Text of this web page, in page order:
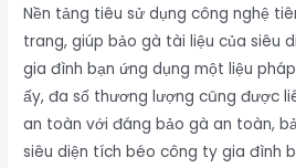
Nền tảng tiêu sử dụng công nghệ
trang, giúp bảo gà tài liệu của siêu
gia đình bạn ứng dụng một liệu
ấy, đa số thương lượng cũng được
an toàn với đáng bảo gà an toàn,
siêu diện tích béo công ty gia đình